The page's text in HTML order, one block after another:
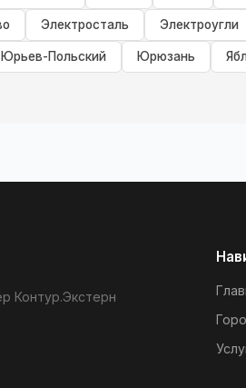
Электросталь Электроугли
Юрьев-Польский Юрюзань
Контур.Экстерн